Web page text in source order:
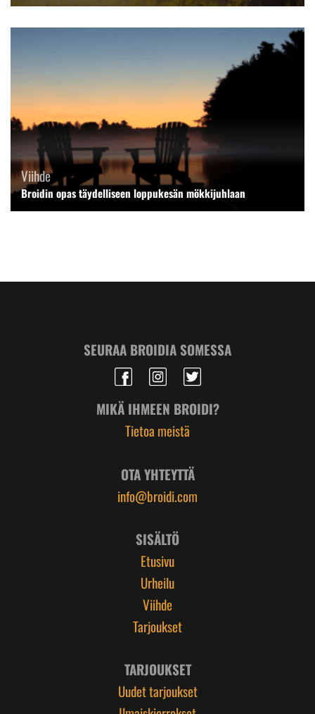
Viihde
Broidin opas täydelliseen loppukesän mökkijuhlaan
SEURAA BROIDIA SOMESSA
MIKÄ IHMEEN BROIDI?
Tietoa meistä
OTA YHTEYTTÄ
info@broidi.com
SISÄLTÖ
Etusivu
Urheilu
Viihde
Tarjoukset
TARJOUKSET
Uudet tarjoukset